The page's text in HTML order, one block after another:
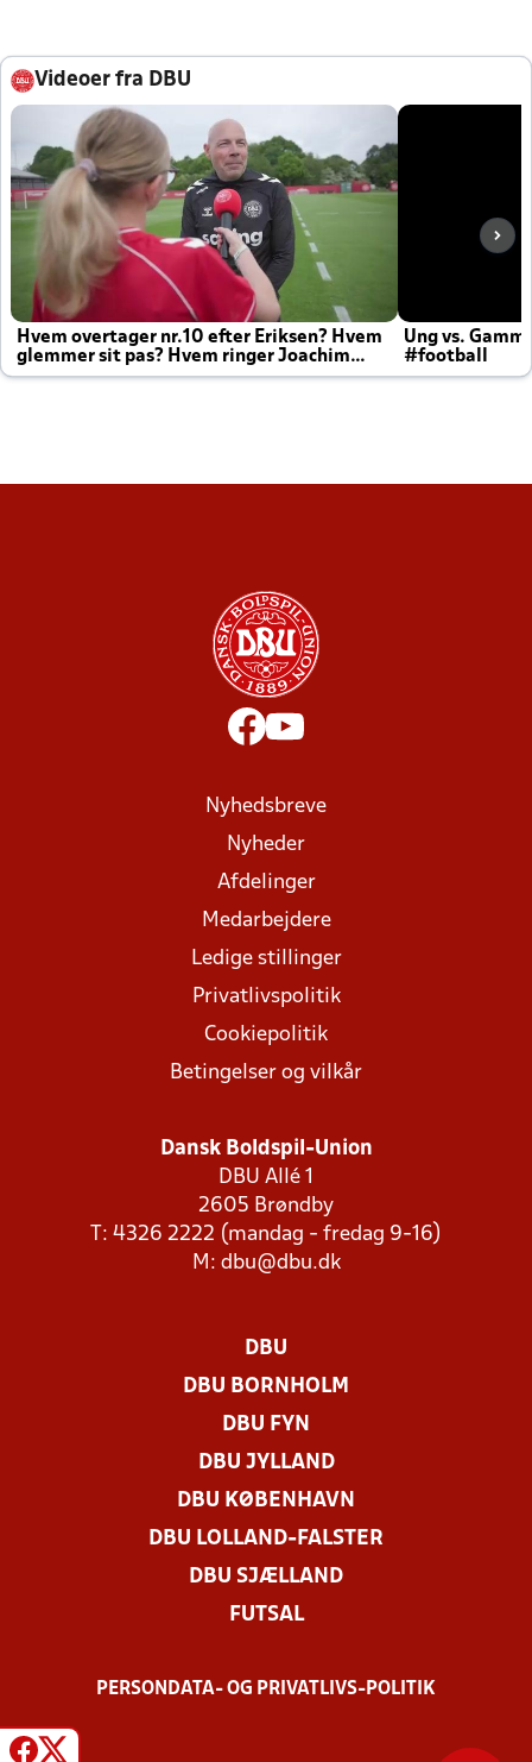
Videoer fra DBU
Hvem overtager nr.10 efter Eriksen? Hvem
glemmer sit pas? Hvem ringer Joachim
altid til efter kampe?
Ung vs.
#football
Nyhedsbreve
Nyheder
Afdelinger
Medarbejdere
Ledige stillinger
Privatlivspolitik
Cookiepolitik
Betingelser og vilkår
Dansk Boldspil-Union
DBU Allé 1
2605 Brøndby
T: 4326 2222 (mandag - fredag 9-16)
M: dbu@dbu.dk
DBU
DBU BORNHOLM
DBU FYN
DBU JYLLAND
DBU KØBENHAVN
DBU LOLLAND-FALSTER
DBU SJÆLLAND
FUTSAL
PERSONDATA- OG PRIVATLIVS-POLITIK